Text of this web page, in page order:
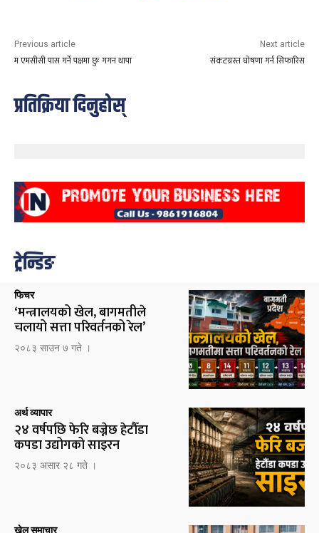
Previous article
म एमसीसी पास गर्ने पक्षमा छुः गगन थापा
Next article
संकटग्रस्त घोषणा गर्न सिफारिस
प्रतिक्रिया दिनुहोस्
ट्रेन्डिङ
फिचर
‘मन्त्रालयको खेल, बागमतीले
चलायो सत्ता परिवर्तनको रेल’
२०८३ साउन ७ गते ।
अर्थ व्यापार
२४ वर्षपछि फेरि बज्नेछ हेटौँडा
कपडा उद्योगको साइरन
२०८३ असार २८ गते ।
खेल समाचार